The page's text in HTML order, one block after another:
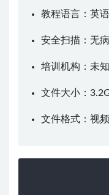
教程语言：英
安全扫描：无
培训机构：未
文件大小：
文件格式：视